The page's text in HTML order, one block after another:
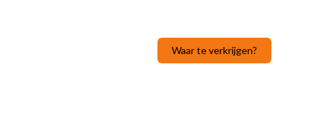
Waar te verkrijgen?